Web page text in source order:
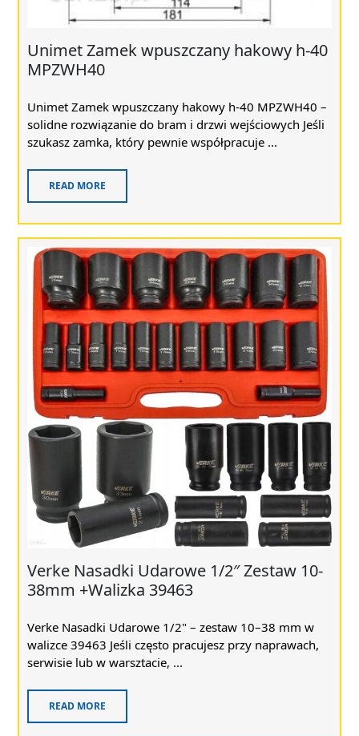
Unimet Zamek wpuszczany hakowy h-40
MPZWH40
Unimet Zamek wpuszczany hakowy h-40 MPZWH40 –
solidne rozwiązanie do bram i drzwi wejściowych Jeśli
szukasz zamka, który pewnie współpracuje ...
READ MORE
Verke Nasadki Udarowe 1/2″ Zestaw 10-
38mm +Walizka 39463
Verke Nasadki Udarowe 1/2" – zestaw 10–38 mm w
walizce 39463 Jeśli często pracujesz przy naprawach,
serwisie lub w warsztacie, ...
READ MORE